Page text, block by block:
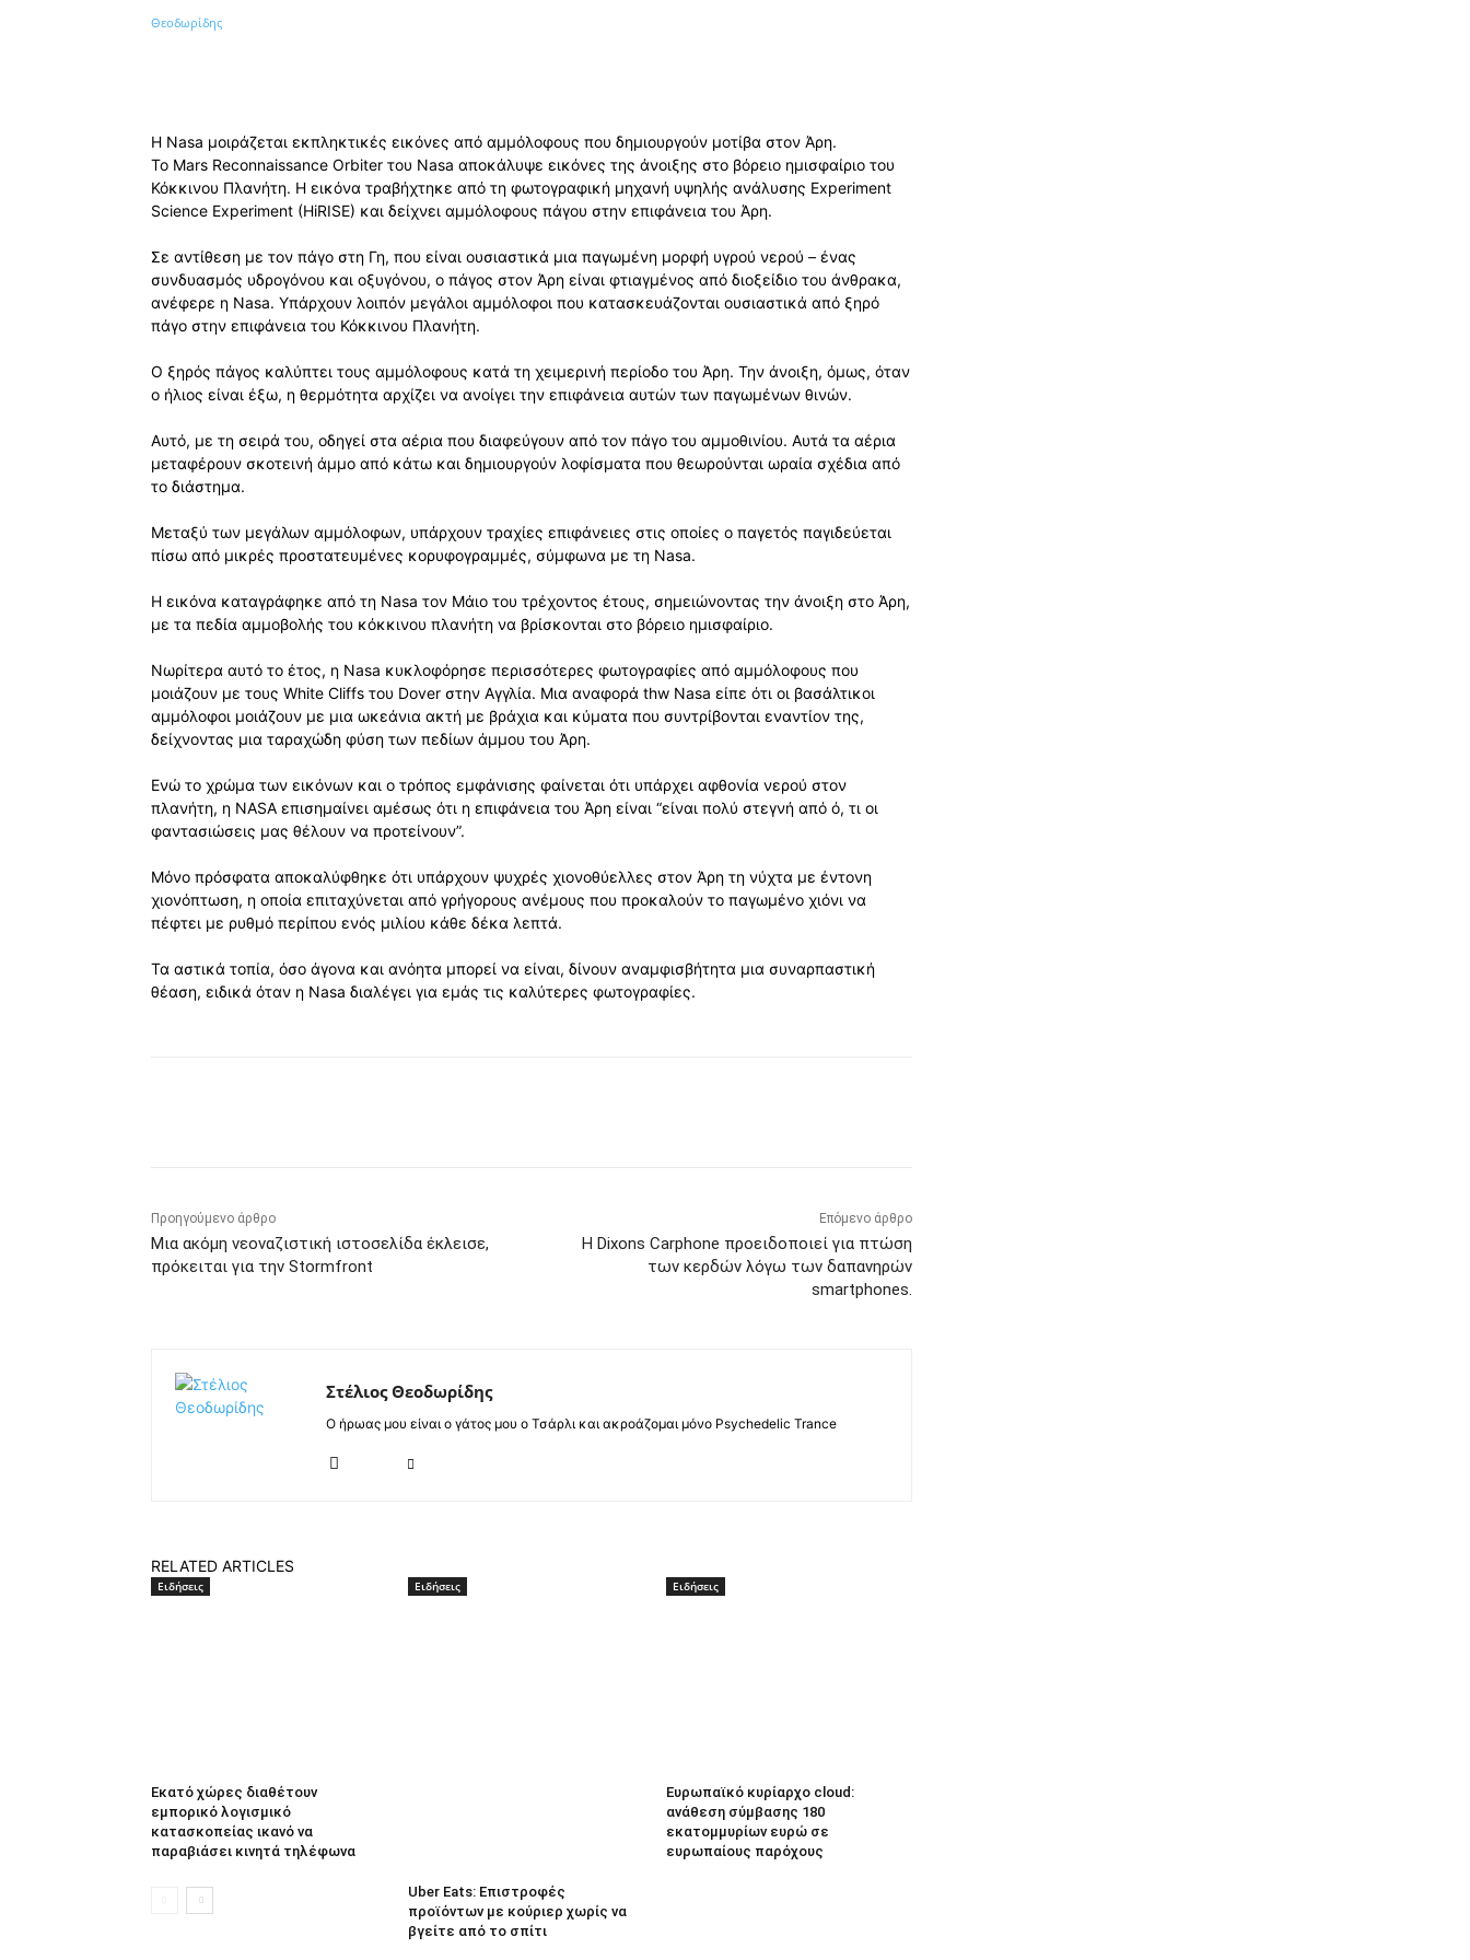
Κοινοποίηση
Η Nasa μοιράζεται εκπληκτικές εικόνες από αμμόλοφους που δημιουργούν μοτίβα στον Άρη.
Το Mars Reconnaissance Orbiter του Nasa αποκάλυψε εικόνες της άνοιξης στο βόρειο ημισφαίριο του
Κόκκινου Πλανήτη. Η εικόνα τραβήχτηκε από τη φωτογραφική μηχανή υψηλής ανάλυσης Experiment
Science Experiment (HiRISE) και δείχνει αμμόλοφους πάγου στην επιφάνεια του Άρη.
Σε αντίθεση με τον πάγο στη Γη, που είναι ουσιαστικά μια παγωμένη μορφή υγρού νερού – ένας
συνδυασμός υδρογόνου και οξυγόνου, ο πάγος στον Άρη είναι φτιαγμένος από διοξείδιο του άνθρακα,
ανέφερε η Nasa. Υπάρχουν λοιπόν μεγάλοι αμμόλοφοι που κατασκευάζονται ουσιαστικά από ξηρό
πάγο στην επιφάνεια του Κόκκινου Πλανήτη.
Ο ξηρός πάγος καλύπτει τους αμμόλοφους κατά τη χειμερινή περίοδο του Άρη. Την άνοιξη, όμως, όταν
ο ήλιος είναι έξω, η θερμότητα αρχίζει να ανοίγει την επιφάνεια αυτών των παγωμένων θινών.
Αυτό, με τη σειρά του, οδηγεί στα αέρια που διαφεύγουν από τον πάγο του αμμοθινίου. Αυτά τα αέρια
μεταφέρουν σκοτεινή άμμο από κάτω και δημιουργούν λοφίσματα που θεωρούνται ωραία σχέδια από
το διάστημα.
Μεταξύ των μεγάλων αμμόλοφων, υπάρχουν τραχίες επιφάνειες στις οποίες ο παγετός παγιδεύεται
πίσω από μικρές προστατευμένες κορυφογραμμές, σύμφωνα με τη Nasa.
Η εικόνα καταγράφηκε από τη Nasa τον Μάιο του τρέχοντος έτους, σημειώνοντας την άνοιξη στο Άρη,
με τα πεδία αμμοβολής του κόκκινου πλανήτη να βρίσκονται στο βόρειο ημισφαίριο.
Νωρίτερα αυτό το έτος, η Nasa κυκλοφόρησε περισσότερες φωτογραφίες από αμμόλοφους που
μοιάζουν με τους White Cliffs του Dover στην Αγγλία. Μια αναφορά thw Nasa είπε ότι οι βασάλτικοι
αμμόλοφοι μοιάζουν με μια ωκεάνια ακτή με βράχια και κύματα που συντρίβονται εναντίον της,
δείχνοντας μια ταραχώδη φύση των πεδίων άμμου του Άρη.
Ενώ το χρώμα των εικόνων και ο τρόπος εμφάνισης φαίνεται ότι υπάρχει αφθονία νερού στον
πλανήτη, η NASA επισημαίνει αμέσως ότι η επιφάνεια του Άρη είναι “είναι πολύ στεγνή από ό, τι οι
φαντασιώσεις μας θέλουν να προτείνουν”.
Μόνο πρόσφατα αποκαλύφθηκε ότι υπάρχουν ψυχρές χιονοθύελλες στον Άρη τη νύχτα με έντονη
χιονόπτωση, η οποία επιταχύνεται από γρήγορους ανέμους που προκαλούν το παγωμένο χιόνι να
πέφτει με ρυθμό περίπου ενός μιλίου κάθε δέκα λεπτά.
Τα αστικά τοπία, όσο άγονα και ανόητα μπορεί να είναι, δίνουν αναμφισβήτητα μια συναρπαστική
θέαση, ειδικά όταν η Nasa διαλέγει για εμάς τις καλύτερες φωτογραφίες.
Προηγούμενο άρθρο
Μια ακόμη νεοναζιστική ιστοσελίδα έκλεισε,
πρόκειται για την Stormfront
Επόμενο άρθρο
Η Dixons Carphone προειδοποιεί για πτώση
των κερδών λόγω των δαπανηρών
smartphones.
Στέλιος Θεοδωρίδης
Ο ήρωας μου είναι ο γάτος μου ο Τσάρλι και ακροάζομαι μόνο Psychedelic Trance
RELATED ARTICLES
Ειδήσεις
Εκατό χώρες διαθέτουν
εμπορικό λογισμικό
κατασκοπείας ικανό να
παραβιάσει κινητά τηλέφωνα
Ειδήσεις
Uber Eats: Επιστροφές
προϊόντων με κούριερ χωρίς να
βγείτε από το σπίτι
Ειδήσεις
Ευρωπαϊκό κυρίαρχο cloud:
ανάθεση σύμβασης 180
εκατομμυρίων ευρώ σε
ευρωπαίους παρόχους